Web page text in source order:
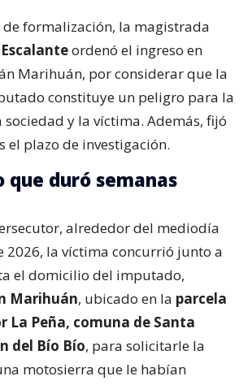
de formalización, la magistrada
ordenó el ingreso en
Marihuán, por considerar que la
constituye un peligro para la
y la víctima. Además, fijó
el plazo de investigación.
que duró semanas
alrededor del mediodía
2026, la víctima concurrió junto a
el domicilio del imputado,
Marihuán, ubicado en la parcela
La Peña, comuna de Santa
del Bío Bío, para solicitarle la
motosierra que le habían